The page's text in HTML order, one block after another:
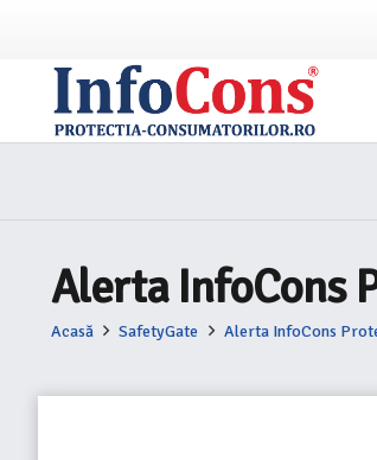
Alerta InfoCons
Acasă SafetyGate Alerta InfoCons